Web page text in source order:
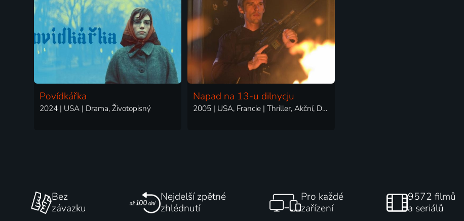
Povídkářka
2024 | USA | Drama, Životopisný
Napad na 13-u dilnycju
2005 | USA, Francie | Thriller, Akční, Drama, Krimi
Bez
závazku
Nejdelší zpětné
zhlédnutí
Pro každé
zařízení
9572 filmů
a seriálů